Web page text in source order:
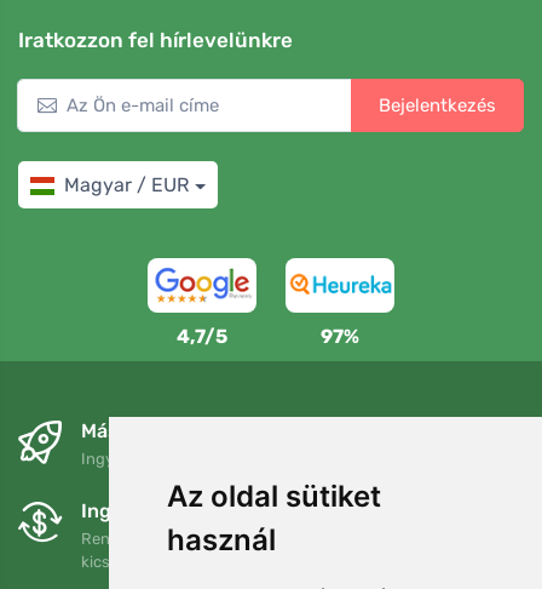
Az oldal sütiket
használ
Iratkozzon fel hírlevelünkre
Bejelentkezés
Magyar / EUR
4,7/5 97%
Másnapra és ingyenesen
Ingyenes szállítás a következő összeg felett: 80 EUR
Ingyenes csere és visszaküldés
Rendelését 90 napon belül bármikor visszaküldheti vagy
kicserélheti.